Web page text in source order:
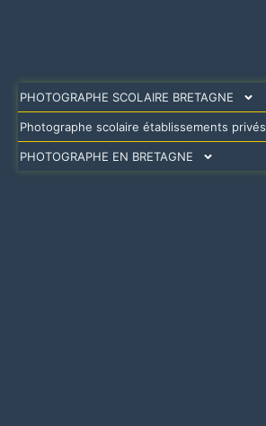
PHOTOGRAPHE SCOLAIRE BRETAGNE
Photographe scolaire établissements privés
PHOTOGRAPHE EN BRETAGNE